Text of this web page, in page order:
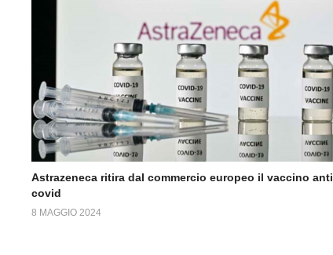
Astrazeneca ritira dal commercio europeo il vaccino anti
covid
8 MAGGIO 2024